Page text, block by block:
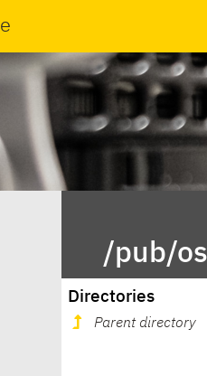
/pub/
Directories
Parent directory